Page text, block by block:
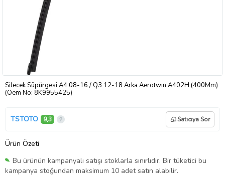
Silecek Süpürgesi A4 08-16 / Q3 12-18 Arka Aerotwın A402H (400Mm)
(Oem No: 8K9955425)
TSTOTO 9,3 Satıcıya Sor
Ürün Özeti
Bu ürünün kampanyalı satışı stoklarla sınırlıdır. Bir tüketici bu
kampanya stoğundan maksimum 10 adet satın alabilir.